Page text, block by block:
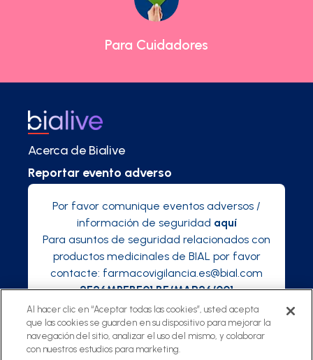
Para Cuidadores
Acerca de Bialive
Reportar evento adverso
Por favor comunique eventos adversos /
información de seguridad aquí
Para asuntos de seguridad relacionados con
productos medicinales de BIAL por favor
contacte: farmacovigilancia.es@bial.com
2E26MPEBE01 BE/MAR26/001
© 2025 Bialive, una plataforma de Bial
Al hacer clic en “Aceptar todas las cookies”, usted acepta
que las cookies se guarden en su dispositivo para mejorar la
navegación del sitio, analizar el uso del mismo, y colaborar
con nuestros estudios para marketing.